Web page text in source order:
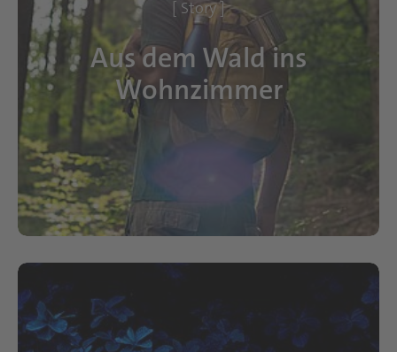
[ Story ]
Aus dem Wald ins
Wohnzimmer